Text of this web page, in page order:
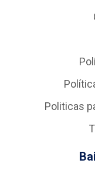
Politicas